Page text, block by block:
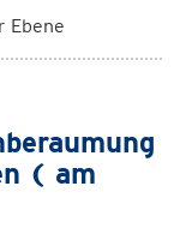
Ebene
( am